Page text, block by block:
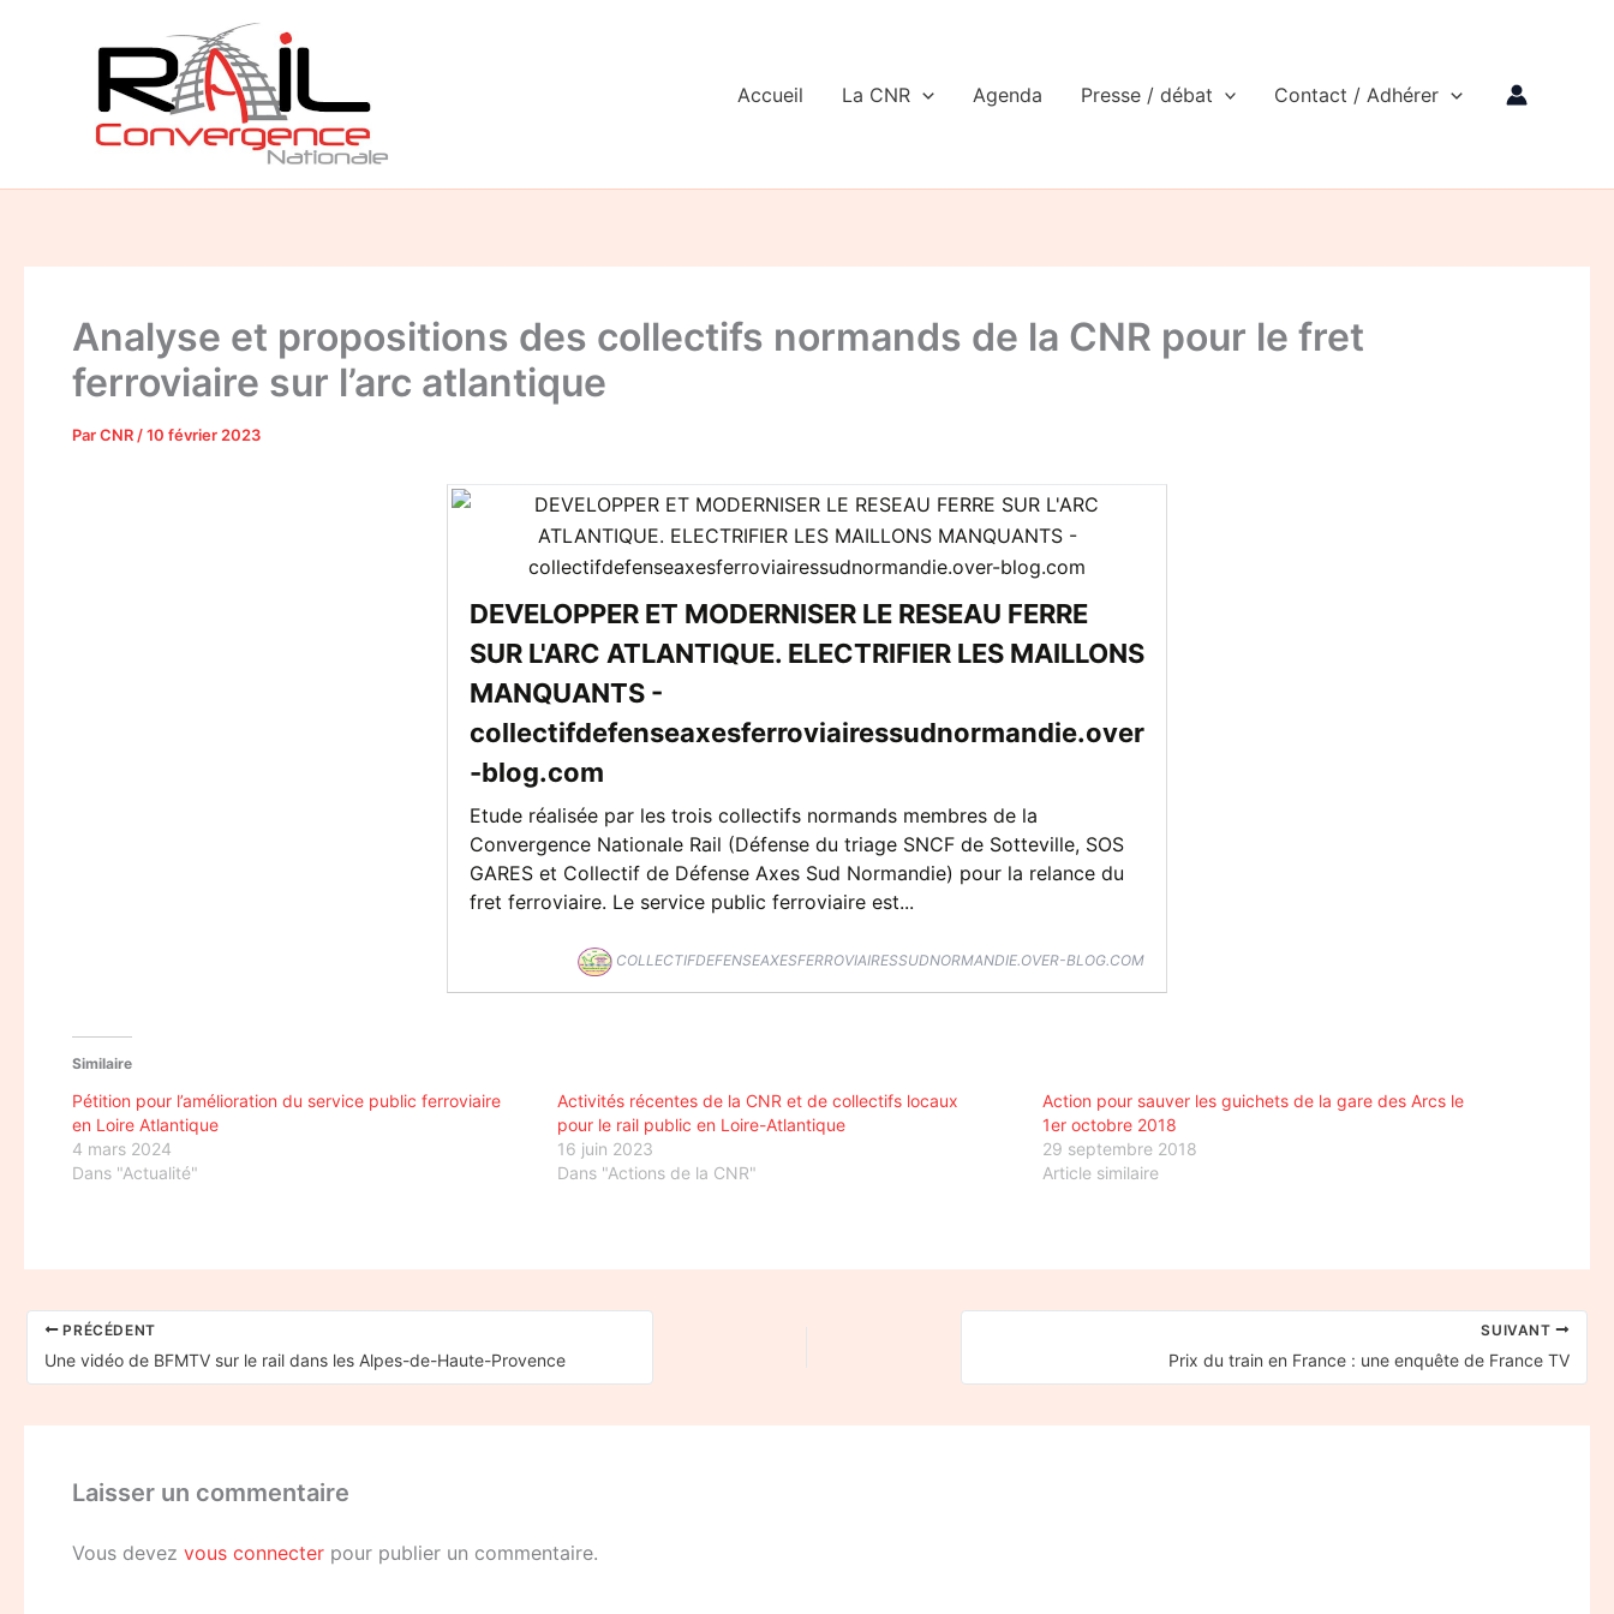
Accueil La CNR Agenda Presse / débat Contact / Adhérer
Analyse et propositions des collectifs normands de la CNR pour le fret
ferroviaire sur l’arc atlantique
ParCNR /10 février 2023
DEVELOPPER ET MODERNISER LE RESEAU FERRE
SUR L'ARC ATLANTIQUE. ELECTRIFIER LES MAILLONS
MANQUANTS -
collectifdefenseaxesferroviairessudnormandie.over
-blog.com
Etude réalisée par les trois collectifs normands membres de la
Convergence Nationale Rail (Défense du triage SNCF de Sotteville, SOS
GARES et Collectif de Défense Axes Sud Normandie) pour la relance du
fret ferroviaire. Le service public ferroviaire est...
COLLECTIFDEFENSEAXESFERROVIAIRESSUDNORMANDIE.OVER-BLOG.COM
Similaire
Pétition pour l’amélioration du service public ferroviaire
en Loire Atlantique
4 mars 2024
Dans "Actualité"
Activités récentes de la CNR et de collectifs locaux
pour le rail public en Loire-Atlantique
16 juin 2023
Dans "Actions de la CNR"
Action pour sauver les guichets de la gare des Arcs le
1er octobre 2018
29 septembre 2018
Article similaire
PRÉCÉDENT
Une vidéo de BFMTV sur le rail dans les Alpes-de-Haute-Provence
SUIVANT
Prix du train en France : une enquête de France TV
Laisser un commentaire
Vous devez vous connecter pour publier un commentaire.